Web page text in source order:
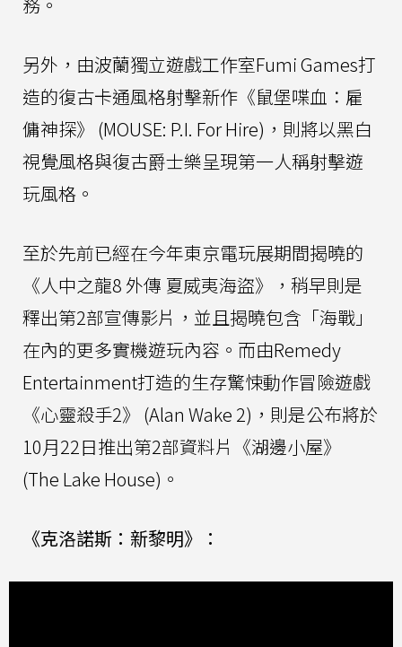
另外，由波蘭獨立遊戲工作室Fumi Games打
造的復古卡通風格射擊新作《鼠堡喋血：雇
傭神探》 (MOUSE: P.I. For Hire)，則將以黑白
視覺風格與復古爵士樂呈現第一人稱射擊遊
玩風格。
至於先前已經在今年東京電玩展期間揭曉的
《人中之龍8 外傳 夏威夷海盜》，稍早則是
釋出第2部宣傳影片，並且揭曉包含「海戰」
在內的更多實機遊玩內容。而由Remedy
Entertainment打造的生存驚悚動作冒險遊戲
《心靈殺手2》 (Alan Wake 2)，則是公布將於
10月22日推出第2部資料片《湖邊小屋》
(The Lake House)。
《克洛諾斯：新黎明》：